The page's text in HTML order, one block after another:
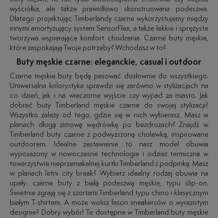
wyściółka, ale także prawidłowo skonstruowana podeszwa.
Dlatego projektując Timberlandy czarne wykorzystujemy między
innymi amortyzujący system SensorFlex, a także lekkie i sprężyste
tworzywa wspierające komfort chodzenia. Czarne buty męskie,
które zaspokajają Twoje potrzeby? Wchodzisz w to?
Buty męskie czarne: eleganckie, casual i outdoor
Czarne męskie buty będą pasować dosłownie do wszystkiego.
Uniwersalna kolorystyka sprawdzi się zarówno w stylizacjach na
co dzień, jak i na wieczorne wyjście czy wypad za miasto. Jak
dobrać buty Timberland męskie czarne do swojej stylizacji?
Wszystko zależy od tego, gdzie się w nich wybierasz. Masz w
planach długą zimową wędrówkę po bezdrożach? Znajdź w
Timberland buty czarne z podwyższoną cholewką, inspirowane
outdoorem. Idealne zestawienie to nasz model obuwia
wyposażony w nowoczesne technologie i odzież termiczna w
towarzystwie nieprzemakalnej kurtki Timberland z podpinką. Masz
w planach letni city break? Wybierz idealny rodzaj obuwia na
upały: czarne buty z białą podeszwą męskie, typu slip-on.
Świetnie zgrają się z szortami Timberland typu chino i klasycznym
białym T-shirtem. A może wolisz fason sneakersów o wyrazistym
designie? Dobry wybór! Te dostępne w Timberland buty męskie